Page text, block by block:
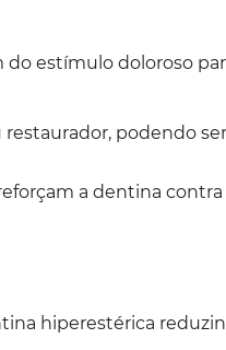
estímulo doloroso
podendo
a dentina contra
hiperestérica